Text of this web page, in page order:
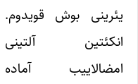
یئرینی بوش قویدوم.
انکئتین آلتینی
امضالاییب آماده